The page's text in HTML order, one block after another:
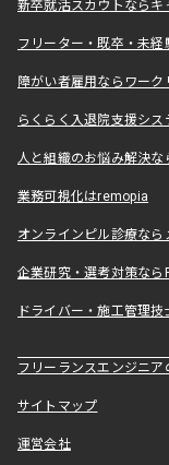
新卒就活スカウトならキ
フリーター・既卒・未
障がい者雇用ならワーク
らくらく入退院支援シ
人と組織のお悩み解決な
業務可視化はremopia
オンラインピル診療なら
企業研究・選考対策な
ドライバー・施工管理
フリーランスエンジニア
サイトマップ
運営会社